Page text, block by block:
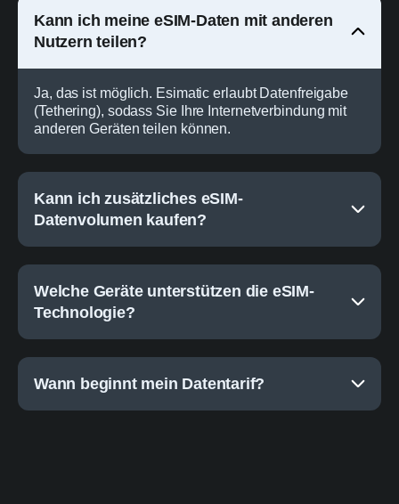
Kann ich meine eSIM-Daten mit anderen
Nutzern teilen?
Ja, das ist möglich. Esimatic erlaubt Datenfreigabe
(Tethering), sodass Sie Ihre Internetverbindung mit
anderen Geräten teilen können.
Kann ich zusätzliches eSIM-
Datenvolumen kaufen?
Welche Geräte unterstützen die eSIM-
Technologie?
Wann beginnt mein Datentarif?